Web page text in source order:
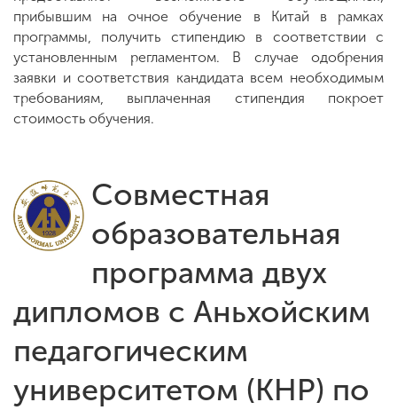
прибывшим на очное обучение в Китай в рамках
программы, получить стипендию в соответствии с
установленным регламентом. В случае одобрения
заявки и соответствия кандидата всем необходимым
требованиям, выплаченная стипендия покроет
стоимость обучения.
Совместная
образовательная
программа двух
дипломов с Аньхойским
педагогическим
университетом (КНР) по